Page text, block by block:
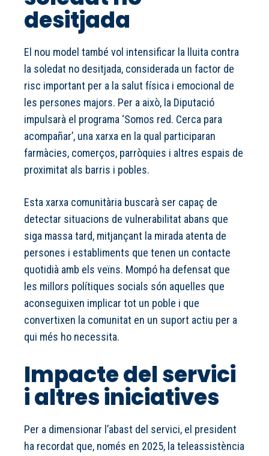
desitjada
El nou model també vol intensificar la lluita contra
la soledat no desitjada, considerada un factor de
risc important per a la salut física i emocional de
les persones majors. Per a això, la Diputació
impulsarà el programa ‘Somos red. Cerca para
acompañar’, una xarxa en la qual participaran
farmàcies, comerços, parròquies i altres espais de
proximitat als barris i pobles.
Esta xarxa comunitària buscarà ser capaç de
detectar situacions de vulnerabilitat abans que
siga massa tard, mitjançant la mirada atenta de
persones i establiments que tenen un contacte
quotidià amb els veïns. Mompó ha defensat que
les millors polítiques socials són aquelles que
aconseguixen implicar tot un poble i que
convertixen la comunitat en un suport actiu per a
qui més ho necessita.
Impacte del servici
i altres iniciatives
Per a dimensionar l’abast del servici, el president
ha recordat que, només en 2025, la teleassistència